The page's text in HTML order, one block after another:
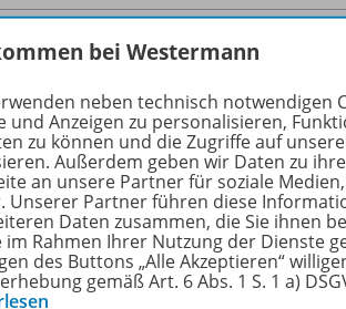
National Party (SNP) won a
desire to hold a fresh
about the historic union between
bei Westermann
neben technisch notwendigen
und Anzeigen zu personalisieren,
zu können und die Zugriffe auf
Außerdem geben wir Daten zu
an unsere Partner für soziale
Unserer Partner führen diese
Daten zusammen, die Sie ihnen
im Rahmen Ihrer Nutzung der Dienste
des Buttons „Alle Akzeptieren“
gemäß Art. 6 Abs. 1 S. 1 a)